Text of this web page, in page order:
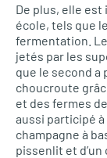
De plus, elle
école, tels que
fermentation.
jetés par les
que le second a
choucroute
et des fermes
aussi participé à
champagne à
pissenlit et d’un